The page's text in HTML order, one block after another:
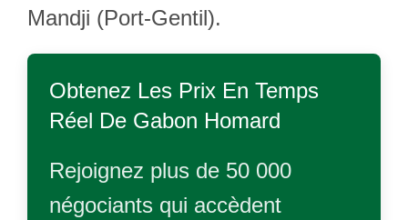
Mandji (Port-Gentil).
Obtenez Les Prix En Temps
Réel De Gabon Homard
Rejoignez plus de 50 000
négociants qui accèdent